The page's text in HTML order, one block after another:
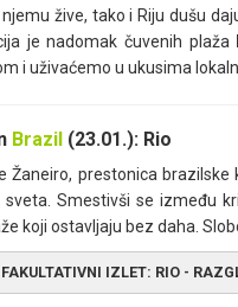
njemu žive, tako i Riju dušu
je nadomak čuvenih plaža
i uživaćemo u ukusima
Brazil (23.01.): Rio
Žaneiro, prestonica
sveta. Smestivši se između
koji ostavljaju bez daha.
FAKULTATIVNI IZLET: RIO -